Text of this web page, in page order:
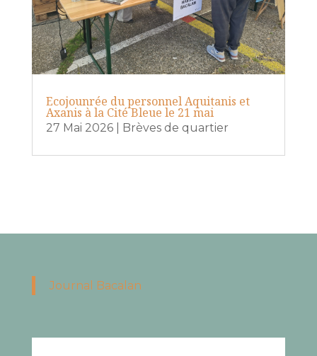
Ecojounrée du personnel Aquitanis et
Axanis à la Cité Bleue le 21 mai
27 Mai 2026| Brèves de quartier
Journal Bacalan